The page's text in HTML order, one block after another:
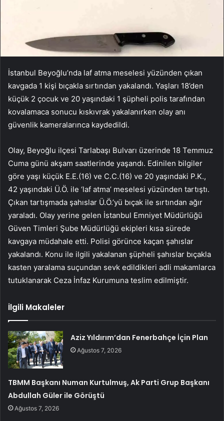
İstanbul Beyoğlu’nda laf atma meselesi yüzünden çıkan
kavgada 1 kişi bıçakla sırtından yakalandı. Yaşları 18’den
küçük 2 çocuk ve 20 yaşındaki 1 şüpheli polis tarafından
kovalamaca sonucu kıskıvrak yakalanırken olay anı
güvenlik kameralarınca kaydedildi.
Olay, Beyoğlu ilçesi Tarlabaşı Bulvarı üzerinde 18 Temmuz
Cuma günü akşam saatlerinde yaşandı. Edinilen bilgiler
göre yaşı küçük E.E.(16) ve C.C.(16) ve 20 yaşındaki P.K.,
42 yaşındaki Ü.Ö. ile ‘laf atma’ meselesi yüzünden tartıştı.
Çıkan tartışmada şahıslar Ü.Ö.’yü bıçak ile sırtından ağır
yaraladı. Olay yerine gelen İstanbul Emniyet Müdürlüğü
Güven Timleri Şube Müdürlüğü ekipleri kısa sürede
kavgaya müdahale etti. Polisi görünce kaçan şahıslar
yakalandı. Konu ile ilgili yakalanan şüpheli şahıslar bıçakla
kasten yaralama suçundan sevk edildikleri adli makamlarca
tutuklanarak Ceza İnfaz Kurumuna teslim edilmiştir.
İlgili Makaleler
Aziz Yıldırım’dan Fenerbahçe İçin Plan
Ağustos 7, 2026
TBMM Başkanı Numan Kurtulmuş, Ak Parti Grup Başkanı
Abdullah Güler ile Görüştü
Ağustos 7, 2026